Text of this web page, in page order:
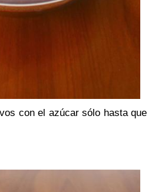
con el azúcar sólo hasta que